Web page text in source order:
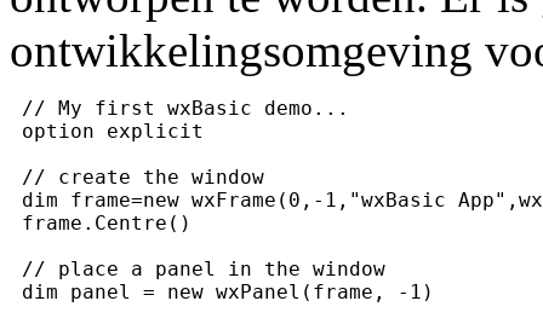
ontwikkelingsomgeving
// My first wxBasic demo...
option explicit
// create the window
dim frame=new wxFrame(0,-1,"wxBasic
frame.Centre()
// place a panel in the window
dim panel = new wxPanel(frame, -1)